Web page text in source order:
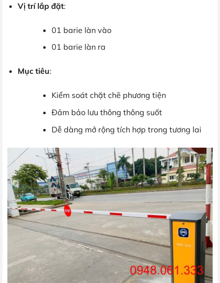
Vị trí lắp đặt:
01 barie làn vào
01 barie làn ra
Mục tiêu:
Kiểm soát chặt chẽ phương tiện
Đảm bảo lưu thông thông suốt
Dễ dàng mở rộng tích hợp trong tương lai